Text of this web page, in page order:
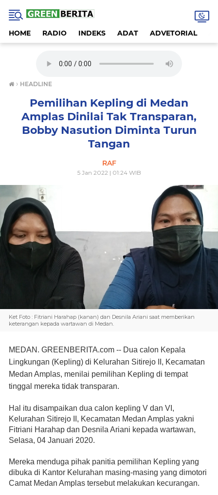
HOME RADIO INDEKS ADAT ADVETORIAL
› HEADLINE
Pemilihan Kepling di Medan
Amplas Dinilai Tak Transparan,
Bobby Nasution Diminta Turun
Tangan
RAF
5 Jan 2022 | 01:24 WIB
Ket Foto : Fitriani Harahap (kanan) dan Desnila Ariani saat memberikan
keterangan kepada wartawan di Medan.
MEDAN. GREENBERITA.com -- Dua calon Kepala
Lingkungan (Kepling) di Kelurahan Sitirejo II, Kecamatan
Medan Amplas, menilai pemilihan Kepling di tempat
tinggal mereka tidak transparan.
Hal itu disampaikan dua calon kepling V dan VI,
Kelurahan Sitirejo II, Kecamatan Medan Amplas yakni
Fitriani Harahap dan Desnila Ariani kepada wartawan,
Selasa, 04 Januari 2020.
Mereka menduga pihak panitia pemilihan Kepling yang
dibuka di Kantor Kelurahan masing-masing yang dimotori
Camat Medan Amplas tersebut melakukan kecurangan.